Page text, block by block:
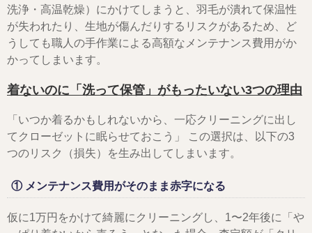
洗浄・高温乾燥）にかけてしまうと、羽毛が潰れて保温性
が失われたり、生地が傷んだりするリスクがあるため、ど
うしても職人の手作業による高額なメンテナンス費用がか
かってしまいます。
着ないのに「洗って保管」がもったいない3つの理由
「いつか着るかもしれないから、一応クリーニングに出し
てクローゼットに眠らせておこう」 この選択は、以下の3
つのリスク（損失）を生み出してしまいます。
① メンテナンス費用がそのまま赤字になる
仮に1万円をかけて綺麗にクリーニングし、1〜2年後に「や